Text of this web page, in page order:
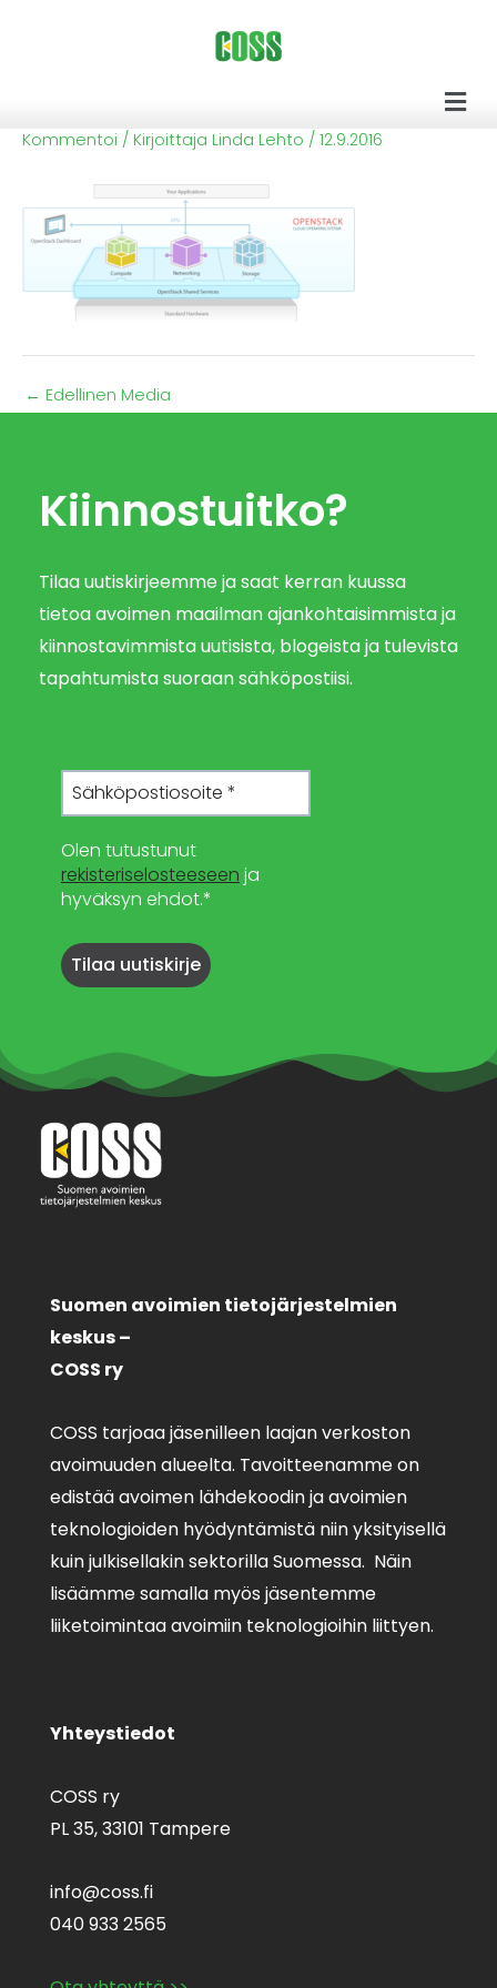
Kommentoi / Kirjoittaja Linda Lehto / 12.9.2016
← Edellinen Media
Kiinnostuitko?
Tilaa uutiskirjeemme ja saat kerran kuussa
tietoa avoimen maailman ajankohtaisimmista ja
kiinnostavimmista uutisista, blogeista ja tulevista
tapahtumista suoraan sähköpostiisi.
Olen tutustunut
rekisteriselosteeseen ja
hyväksyn ehdot.*
Suomen avoimien tietojärjestelmien
keskus –
COSS ry
COSS tarjoaa jäsenilleen laajan verkoston
avoimuuden alueelta. Tavoitteenamme on
edistää avoimen lähdekoodin ja avoimien
teknologioiden hyödyntämistä niin yksityisellä
kuin julkisellakin sektorilla Suomessa. Näin
lisäämme samalla myös jäsentemme
liiketoimintaa avoimiin teknologioihin liittyen.
Yhteystiedot
COSS ry
PL 35,33101 Tampere
info@coss.fi
040 933 2565